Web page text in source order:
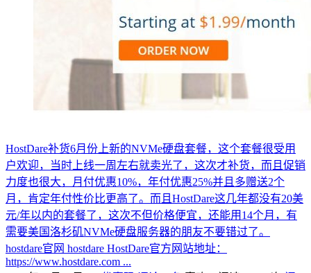
HostDare补货6月份上新的NVMe硬盘套餐，这个套餐很受用
户欢迎，当时上线一周左右就卖光了，这次才补货，而且促销
力度也很大，月付优惠10%，年付优惠25%并且多赠送2个
月，肯定年付性价比更高了。而且HostDare这几年都没有20美
元/年以内的套餐了，这次不但价格便宜，还能用14个月，有
需要美国洛杉矶NVMe硬盘服务器的朋友不要错过了。
hostdare官网 hostdare HostDare官方网站地址：
https://www.hostdare.com ...